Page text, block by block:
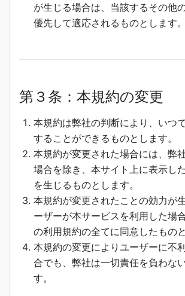
が生じる場合は、当該するその他
優先して適応されるものとします。
第３条：本規約の変更
本規約は弊社の判断により、いつ
することができるものとします。
本規約が変更された場合には、弊
場合を除き、本サイト上に表示し
を生じるものとします。
本規約が変更されたことの効力が
ーザーが本サービスを利用した場
の利用規約の全てに同意したもの
本規約の変更によりユーザーに不
合でも、弊社は一切責任を負わな
す。